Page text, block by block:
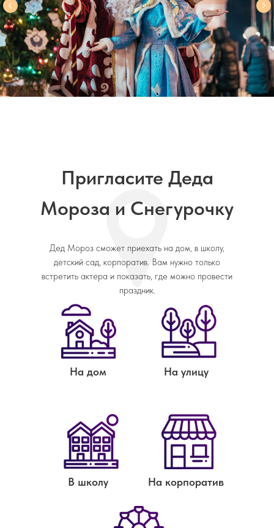
Пригласите Деда
Мороза и Снегурочку
Дед Мороз сможет приехать на дом, в школу,
детский сад, корпоратив. Вам нужно только
встретить актера и показать, где можно провести
праздник.
На дом На улицу
На корпоратив
В школу